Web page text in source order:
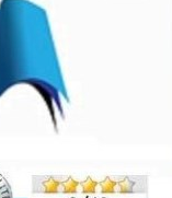
para organizar
basado en
averías
de los